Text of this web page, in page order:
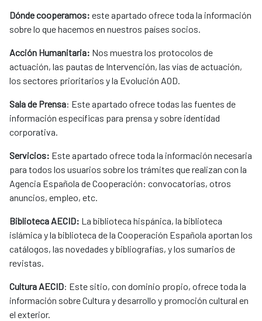
Dónde cooperamos: este apartado ofrece toda la información
sobre lo que hacemos en nuestros países socios.
Acción Humanitaria: Nos muestra los protocolos de
actuación, las pautas de Intervención, las vías de actuación,
los sectores prioritarios y la Evolución AOD.
Sala de Prensa: Este apartado ofrece todas las fuentes de
información específicas para prensa y sobre identidad
corporativa.
Servicios: Este apartado ofrece toda la información necesaria
para todos los usuarios sobre los trámites que realizan con la
Agencia Española de Cooperación: convocatorias, otros
anuncios, empleo, etc.
Biblioteca AECID: La biblioteca hispánica, la biblioteca
islámica y la biblioteca de la Cooperación Española aportan los
catálogos, las novedades y bibliografías, y los sumarios de
revistas.
Cultura AECID: Este sitio, con dominio propio, ofrece toda la
información sobre Cultura y desarrollo y promoción cultural en
el exterior.